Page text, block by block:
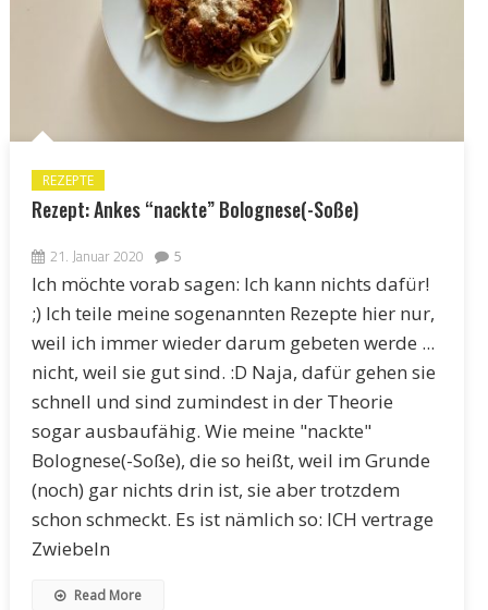
REZEPTE
Rezept: Ankes “nackte” Bolognese(-Soße)
21. Januar 2020 5
Ich möchte vorab sagen: Ich kann nichts dafür!
;) Ich teile meine sogenannten Rezepte hier nur,
weil ich immer wieder darum gebeten werde ...
nicht, weil sie gut sind. :D Naja, dafür gehen sie
schnell und sind zumindest in der Theorie
sogar ausbaufähig. Wie meine "nackte"
Bolognese(-Soße), die so heißt, weil im Grunde
(noch) gar nichts drin ist, sie aber trotzdem
schon schmeckt. Es ist nämlich so: ICH vertrage
Zwiebeln
Read More